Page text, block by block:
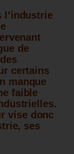
l’industrie
de
certains
manque
faible
vise donc
ses